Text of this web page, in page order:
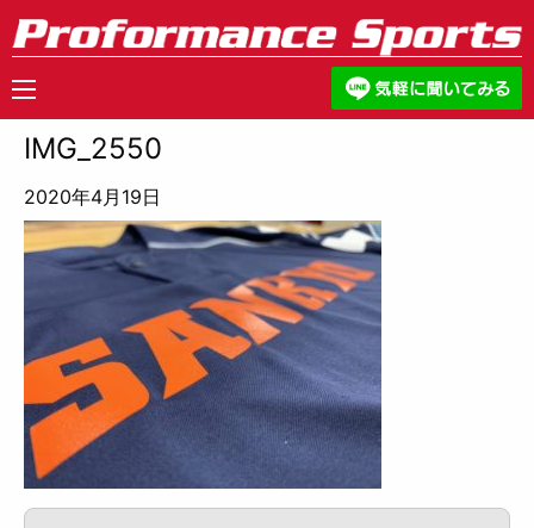
IMG_2550
2020年4月19日